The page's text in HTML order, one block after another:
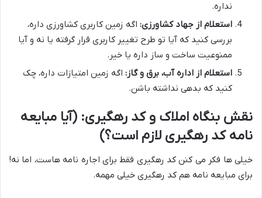
نداره.
استعلام از جهاد کشاورزی: اگه زمین کاربری کشاورزی داره،
بررسی کنید که آیا تو طرح تغییر کاربری قرار گرفته یا نه و آیا
ممنوعیت ساخت و ساز داره یا خیر.
استعلام از اداره آب، برق و گاز: اگه زمین امتیازات داره، چک
کنید که بدهی نداشته باشن.
نقش بنگاه املاک و کد رهگیری: (آیا مبایعه
نامه کد رهگیری لازم است؟)
خیلی ها فکر می کنن کد رهگیری فقط برای اجاره نامه هاست، اما نه!
برای مبایعه نامه هم کد رهگیری خیلی مهمه.